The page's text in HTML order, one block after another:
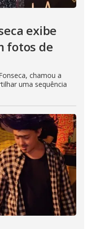
exibe
fotos de
chamou a
uma sequência